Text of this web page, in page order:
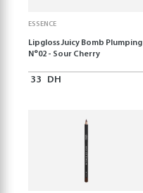
ESSENCE
Lipgloss Juicy Bomb Plumping
N°02 - Sour Cherry
33 DH